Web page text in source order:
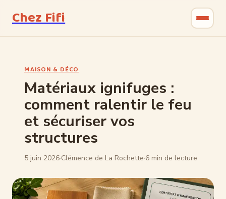
Chez Fifi
Bricolage
Jardinage
Maison & Déco
MAISON & DÉCO
Matériaux ignifuges :
comment ralentir le feu
et sécuriser vos
structures
5 juin 2026·Clémence de La Rochette·6 min de lecture